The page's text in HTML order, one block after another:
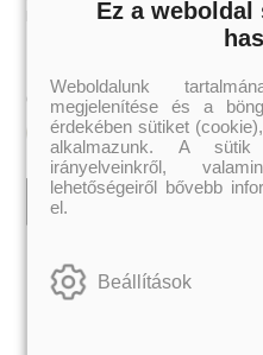
- Hamvadó trón
-Szívcsend,
- Szélben sodródó
Rebel (A
30.
A Court of
lángok udvara
udvara 5.)
Különleges
Javított kiadás
Sarah J. Maas
Hevesi Lajos
Online ár:1 672 Ft
Kosárba
Ez a
Weboldalunk
megjelenítése és a
érdekében sütiket
alkalmazunk. A sütik
irányelveinkről,
lehetőségeiről bővebb
el.
Beállítások